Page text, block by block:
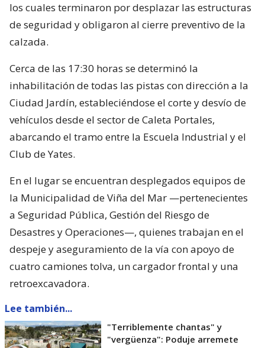
los cuales terminaron por desplazar las estructuras
de seguridad y obligaron al cierre preventivo de la
calzada.
Cerca de las 17:30 horas se determinó la
inhabilitación de todas las pistas con dirección a la
Ciudad Jardín, estableciéndose el corte y desvío de
vehículos desde el sector de Caleta Portales,
abarcando el tramo entre la Escuela Industrial y el
Club de Yates.
En el lugar se encuentran desplegados equipos de
la Municipalidad de Viña del Mar —pertenecientes
a Seguridad Pública, Gestión del Riesgo de
Desastres y Operaciones—, quienes trabajan en el
despeje y aseguramiento de la vía con apoyo de
cuatro camiones tolva, un cargador frontal y una
retroexcavadora.
Lee también...
"Terriblemente chantas" y
"vergüenza": Poduje arremete